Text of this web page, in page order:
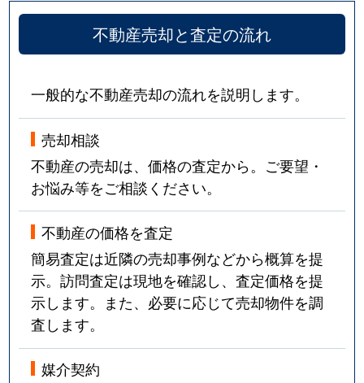
不動産売却と査定の流れ
一般的な不動産売却の流れを説明します。
売却相談
不動産の売却は、価格の査定から。ご要望・
お悩み等をご相談ください。
不動産の価格を査定
簡易査定は近隣の売却事例などから概算を提
示。訪問査定は現地を確認し、査定価格を提
示します。また、必要に応じて売却物件を調
査します。
媒介契約